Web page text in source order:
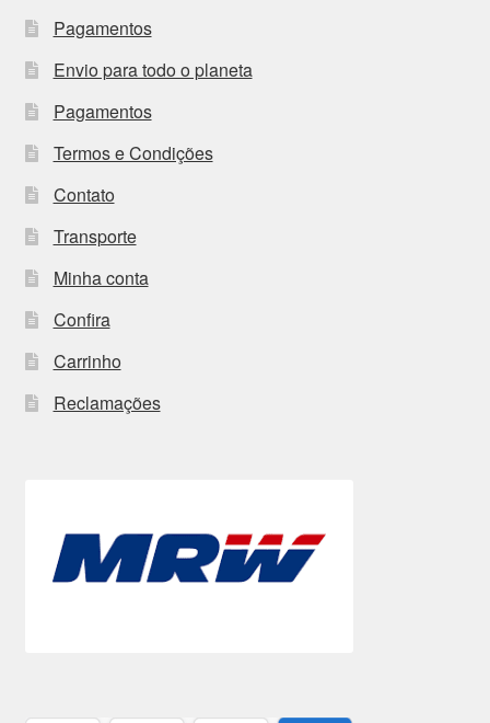
Pagamentos
Envio para todo o planeta
Pagamentos
Termos e Condições
Contato
Transporte
Minha conta
Confira
Carrinho
Reclamações